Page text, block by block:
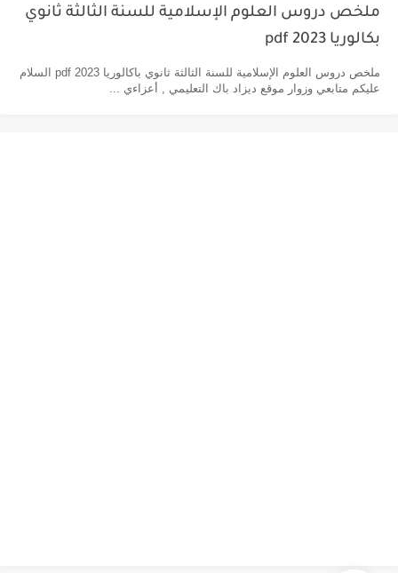
ملخص دروس العلوم الإسلامية للسنة الثالثة ثانوي
بكالوريا pdf 2023
ملخص دروس العلوم الإسلامية للسنة الثالثة ثانوي باكالوريا pdf 2023 السلام
عليكم متابعي وزوار موقع ديزاد باك التعليمي , أعزاءي ...